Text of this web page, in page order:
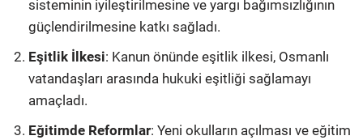
sisteminin iyileştirilmesine ve yargı bağımsızlığının
güçlendirilmesine katkı sağladı.
Eşitlik İlkesi: Kanun önünde eşitlik ilkesi, Osmanlı
vatandaşları arasında hukuki eşitliği sağlamayı
amaçladı.
Eğitimde Reformlar: Yeni okulların açılması ve eğitim